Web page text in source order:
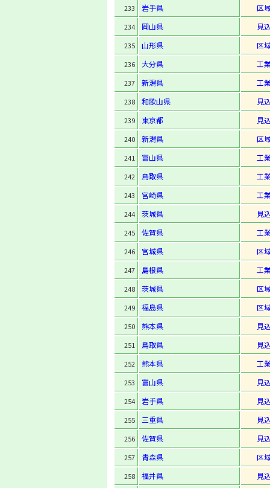
233 岩手県 区
234 岡山県 見
235 山形県 区
236 大分県 工
237 新潟県 工
238 和歌山県 見
239 東京都 見
240 新潟県 区
241 富山県 工
242 鳥取県 工
243 宮崎県 工
244 茨城県 見
245 佐賀県 工
246 宮城県 区
247 島根県 工
248 茨城県 区
249 福島県 区
250 熊本県 見
251 鳥取県 見
252 熊本県 工
253 富山県 見
254 岩手県 見
255 三重県 見
256 佐賀県 見
257 青森県 区
258 福井県 見